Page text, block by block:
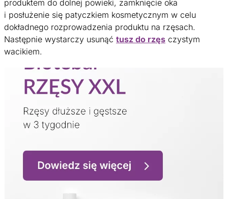
produktem do dolnej powieki, zamknięcie oka
i posłużenie się patyczkiem kosmetycznym w celu
dokładnego rozprowadzenia produktu na rzęsach.
Następnie wystarczy usunąć tusz do rzęs czystym
wacikiem.